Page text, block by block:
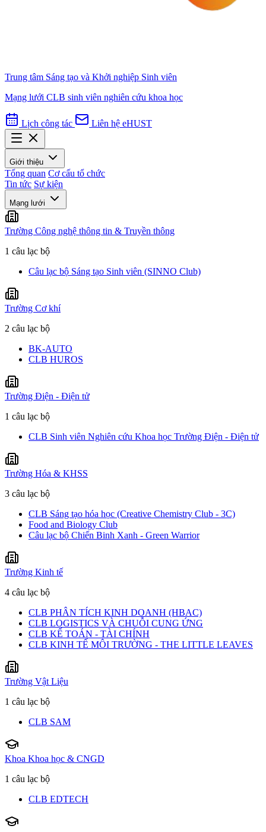
Trung tâm Sáng tạo và Khởi nghiệp Sinh viên
Mạng lưới CLB sinh viên nghiên cứu khoa học
Lịch công tác Liên hệ eHUST
Giới thiệu
Tổng quan Cơ cấu tổ chức
Tin tức Sự kiện
Mạng lưới
Trường Công nghệ thông tin & Truyền thông
1 câu lạc bộ
Câu lạc bộ Sáng tạo Sinh viên (SINNO Club)
Trường Cơ khí
2 câu lạc bộ
BK-AUTO
CLB HUROS
Trường Điện - Điện tử
1 câu lạc bộ
CLB Sinh viên Nghiên cứu Khoa học Trường Điện - Điện tử
Trường Hóa & KHSS
3 câu lạc bộ
CLB Sáng tạo hóa học (Creative Chemistry Club - 3C)
Food and Biology Club
Câu lạc bộ Chiến Binh Xanh - Green Warrior
Trường Kinh tế
4 câu lạc bộ
CLB PHÂN TÍCH KINH DOANH (HBAC)
CLB LOGISTICS VÀ CHUỖI CUNG ỨNG
CLB KẾ TOÁN - TÀI CHÍNH
CLB KINH TẾ MÔI TRƯỜNG - THE LITTLE LEAVES
Trường Vật Liệu
1 câu lạc bộ
CLB SAM
Khoa Khoa học & CNGD
1 câu lạc bộ
CLB EDTECH